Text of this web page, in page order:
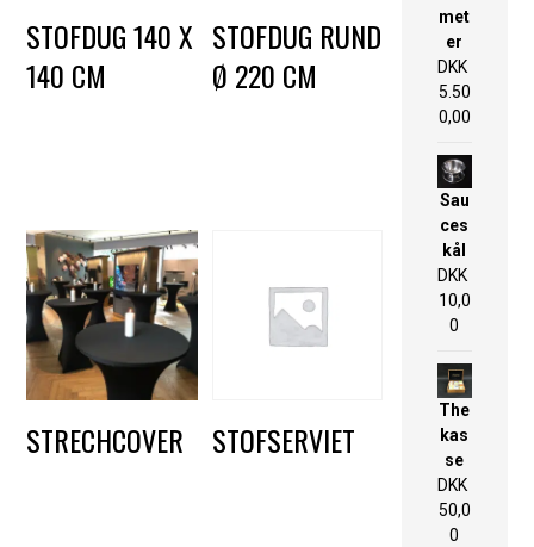
STOFDUG 140 X
140 CM
STOFDUG RUND
Ø 220 CM
STRECHCOVER STOFSERVIET
met
er
DKK
5.50
0,00
Sau
ces
kål
DKK
10,0
0
The
kas
se
DKK
50,0
0